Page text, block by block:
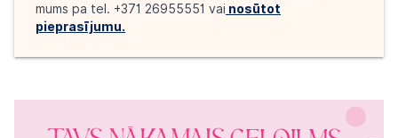
mums pa tel. +371 26955551 vai nosūtot
pieprasījumu.